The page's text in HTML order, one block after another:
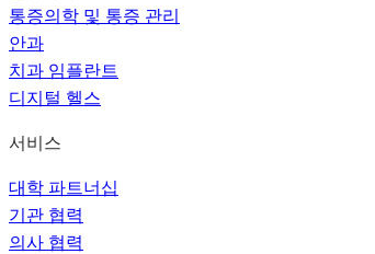
통증의학 및 통증 관리
안과
치과 임플란트
디지털 헬스
서비스
대학 파트너십
기관 협력
의사 협력